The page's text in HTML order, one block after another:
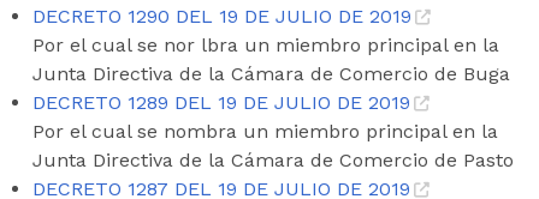
DECRETO 1290 DEL 19 DE JULIO DE 2019
Por el cual se nor lbra un miembro principal en la
Junta Directiva de la Cámara de Comercio de Buga
DECRETO 1289 DEL 19 DE JULIO DE 2019
Por el cual se nombra un miembro principal en la
Junta Directiva de la Cámara de Comercio de Pasto
DECRETO 1287 DEL 19 DE JULIO DE 2019